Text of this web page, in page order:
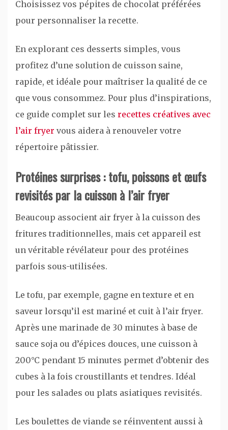
Choisissez vos pépites de chocolat préférées
pour personnaliser la recette.
En explorant ces desserts simples, vous
profitez d’une solution de cuisson saine,
rapide, et idéale pour maîtriser la qualité de ce
que vous consommez. Pour plus d’inspirations,
ce guide complet sur les recettes créatives avec
l’air fryer vous aidera à renouveler votre
répertoire pâtissier.
Protéines surprises : tofu, poissons et œufs
revisités par la cuisson à l’air fryer
Beaucoup associent air fryer à la cuisson des
fritures traditionnelles, mais cet appareil est
un véritable révélateur pour des protéines
parfois sous-utilisées.
Le tofu, par exemple, gagne en texture et en
saveur lorsqu’il est mariné et cuit à l’air fryer.
Après une marinade de 30 minutes à base de
sauce soja ou d’épices douces, une cuisson à
200°C pendant 15 minutes permet d’obtenir des
cubes à la fois croustillants et tendres. Idéal
pour les salades ou plats asiatiques revisités.
Les boulettes de viande se réinventent aussi à